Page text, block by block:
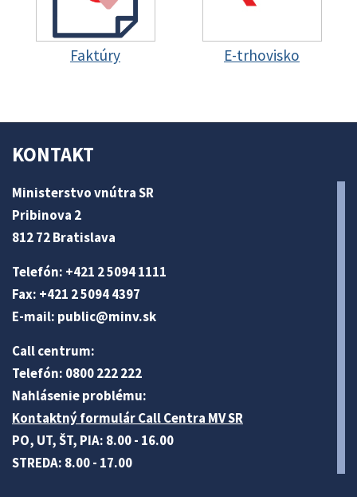
Faktúry E-trhovisko
KONTAKT
Ministerstvo vnútra SR
Pribinova 2
812 72 Bratislava
Telefón: +421 2 5094 1111
Fax: +421 2 5094 4397
E-mail: public@minv.sk
Call centrum:
Telefón: 0800 222 222
Nahlásenie problému:
Kontaktný formulár Call Centra MV SR
PO, UT, ŠT, PIA: 8.00 - 16.00
STREDA: 8.00 - 17.00